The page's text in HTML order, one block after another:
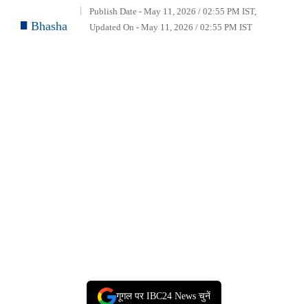
Bhasha
Publish Date - May 11, 2026 / 02:55 PM IST,
Updated On - May 11, 2026 / 02:55 PM IST
गूगल पर IBC24 News चुनें